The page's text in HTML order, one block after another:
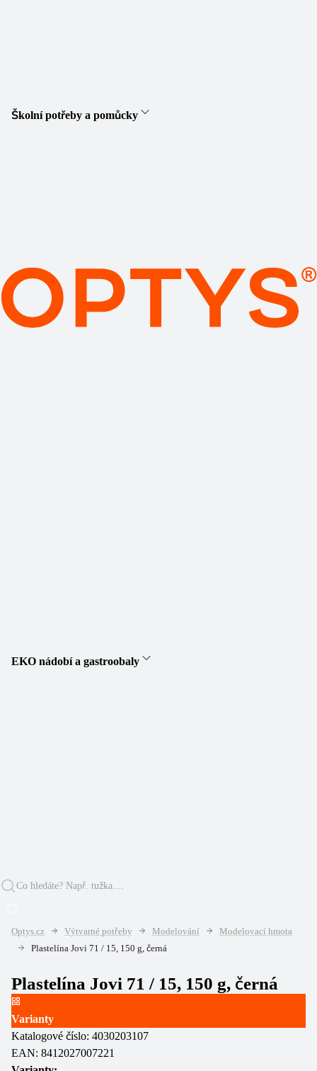
Školní potřeby a pomůcky
EKO nádobí a gastroobaly
Optys.cz Výtvarné potřeby Modelování
Modelovací hmota
Plastelína Jovi 71 / 15, 150 g, černá
Plastelína Jovi 71 / 15, 150 g, černá
Varianty
Katalogové číslo: 4030203107
EAN: 8412027007221